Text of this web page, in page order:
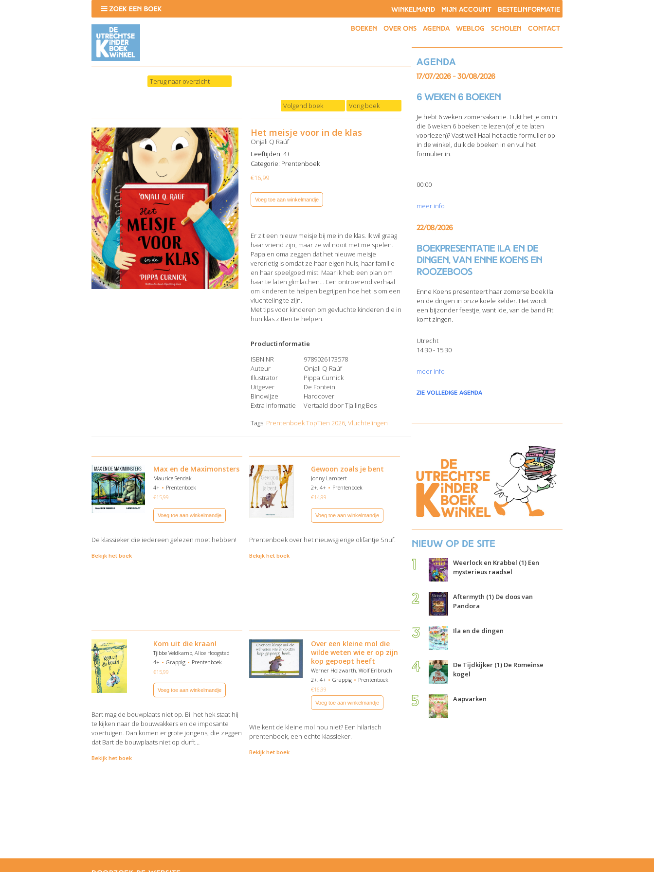
WINKELMAND MIJN ACCOUNT BESTELINFORMATIE
BOEKEN OVER ONS AGENDA WEBLOG SCHOLEN CONTACT
Terug naar overzicht
Volgend boek Vorig boek
Het meisje voor in de klas
Onjali Q Raúf
Leeftijden: 4+
Categorie: Prentenboek
€16,99
Voeg toe aan winkelmandje
Er zit een nieuw meisje bij me in de klas. Ik wil graag
haar vriend zijn, maar ze wil nooit met me spelen.
Papa en oma zeggen dat het nieuwe meisje
verdrietig is omdat ze haar eigen huis, haar familie
en haar speelgoed mist. Maar ik heb een plan om
haar te laten glimlachen… Een ontroerend verhaal
om kinderen te helpen begrijpen hoe het is om een
vluchteling te zijn.
Met tips voor kinderen om gevluchte kinderen die in
hun klas zitten te helpen.
Productinformatie
ISBN NR
9789026173578
Auteur
Onjali Q Raúf
Illustrator
Pippa Curnick
Uitgever
De Fontein
Bindwijze
Hardcover
Extra informatie
Vertaald door Tjalling Bos
Tags: Prentenboek TopTien 2026, Vluchtelingen
Max en de Maximonsters
Maurice Sendak
4+
Prentenboek
€15,99
Voeg toe aan winkelmandje
De klassieker die iedereen gelezen moet hebben!
Bekijk het boek
Gewoon zoals je bent
Jonny Lambert
2+, 4+
Prentenboek
€14,99
Voeg toe aan winkelmandje
Prentenboek over het nieuwsgierige olifantje Snuf.
Bekijk het boek
Kom uit die kraan!
Tjibbe Veldkamp, Alice Hoogstad
4+
Grappig
Prentenboek
€15,99
Voeg toe aan winkelmandje
Bart mag de bouwplaats niet op. Bij het hek staat hij
te kijken naar de bouwvakkers en de imposante
voertuigen. Dan komen er grote jongens, die zeggen
dat Bart de bouwplaats niet op durft…
Bekijk het boek
Over een kleine mol die
wilde weten wie er op zijn
kop gepoept heeft
Werner Holzwarth, Wolf Erlbruch
2+, 4+
Grappig
Prentenboek
€16,99
Voeg toe aan winkelmandje
Wie kent de kleine mol nou niet? Een hilarisch
prentenboek, een echte klassieker.
Bekijk het boek
Agenda
17/07/2026 - 30/08/2026
6 weken 6 boeken
Je hebt 6 weken zomervakantie. Lukt het je om in
die 6 weken 6 boeken te lezen (of je te laten
voorlezen)? Vast wel! Haal het actie-formulier op
in de winkel, duik de boeken in en vul het
formulier in.
00:00
meer info
22/08/2026
Boekpresentatie Ila en de
dingen, van Enne Koens en
Roozeboos
Enne Koens presenteert haar zomerse boek Ila
en de dingen in onze koele kelder. Het wordt
een bijzonder feestje, want Ide, van de band Fit
komt zingen.
Utrecht
14:30 - 15:30
meer info
zie volledige agenda
Nieuw op de site
Weerlock en Krabbel (1) Een
mysterieus raadsel
Aftermyth (1) De doos van
Pandora
Ila en de dingen
De Tijdkijker (1) De Romeinse
kogel
Aapvarken